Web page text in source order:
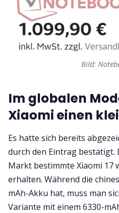
Bild:
Im globalen
Xiaomi einen
Es hatte sich bereits
durch den Eintrag bestätigt.
Markt bestimmte Xiaomi 17
erhalten. Während die
mAh-Akku hat, muss man
Variante mit einem 6330-